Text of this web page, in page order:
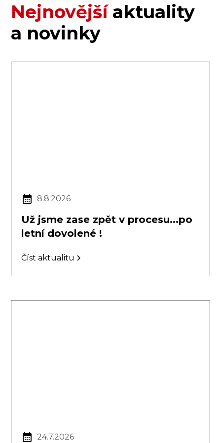
Nejnovějšíaktuality
a novinky
8.8.2026
Už jsme zase zpět v procesu...po
letní dovolené !
Číst aktualitu
24.7.2026